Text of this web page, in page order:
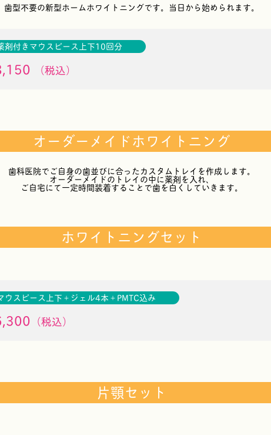
歯型不要の新型ホームホワイトニングです。当日から始められます。
剤付きマウスピース上下10回分
（税込）
オーダーメイドホワイトニング
歯科医院でご自身の歯並びに合ったカスタムトレイを作成します。
オーダーメイドのトレイの中に薬剤を入れ、
ご自宅にて一定時間装着することで歯を白くしていきます。
ホワイトニングセット
ウスピース上下＋ジェル4本＋PMTC込み
（税込）
片顎セット